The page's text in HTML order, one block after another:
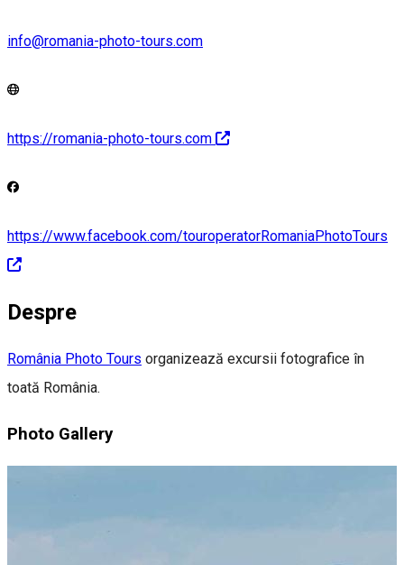
info@romania-photo-tours.com
https://romania-photo-tours.com
https://www.facebook.com/touroperatorRomaniaPhotoTours
Despre
România Photo Tours organizează excursii fotografice în
toată România.
Photo Gallery